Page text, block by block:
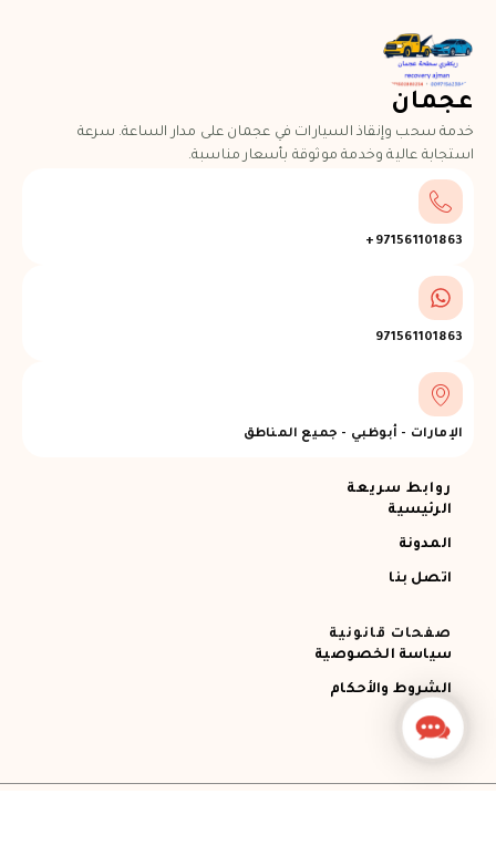
عجمان
خدمة سحب وإنقاذ السيارات في عجمان على مدار الساعة. سرعة
استجابة عالية وخدمة موثوقة بأسعار مناسبة.
971561101863+
971561101863
الإمارات - أبوظبي - جميع المناطق
روابط سريعة
الرئيسية
المدونة
اتصل بنا
صفحات قانونية
سياسة الخصوصية
الشروط والأحكام
Contact
Us